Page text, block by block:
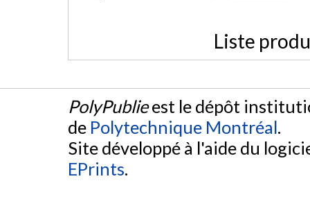
Liste
PolyPublieest le dépôt
de Polytechnique Montréal.
Site développé à l'aide du
EPrints.